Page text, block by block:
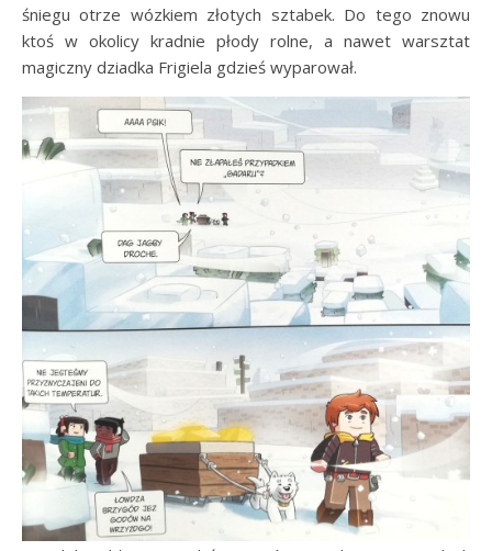
śniegu otrze wózkiem złotych sztabek. Do tego znowu
ktoś w okolicy kradnie płody rolne, a nawet warsztat
magiczny dziadka Frigiela gdzieś wyparował.